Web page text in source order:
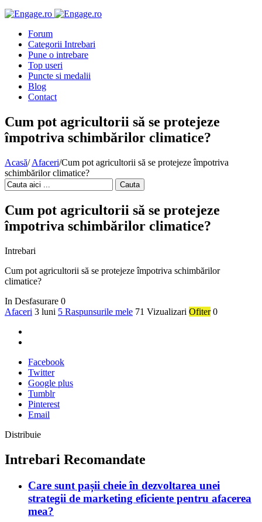
Forum
Categorii Intrebari
Pune o intrebare
Top useri
Puncte si medalii
Blog
Contact
Cum pot agricultorii să se protejeze
împotriva schimbărilor climatice?
Acasă/ Afaceri/Cum pot agricultorii să se protejeze împotriva
schimbărilor climatice?
Cauta
Cum pot agricultorii să se protejeze
împotriva schimbărilor climatice?
Intrebari
Cum pot agricultorii să se protejeze împotriva schimbărilor
climatice?
In Desfasurare 0
Afaceri 3 luni 5 Raspunsurile mele 71 Vizualizari Ofiter 0
Facebook
Twitter
Google plus
Tumblr
Pinterest
Email
Distribuie
Intrebari Recomandate
Care sunt pașii cheie în dezvoltarea unei
strategii de marketing eficiente pentru afacerea
mea?